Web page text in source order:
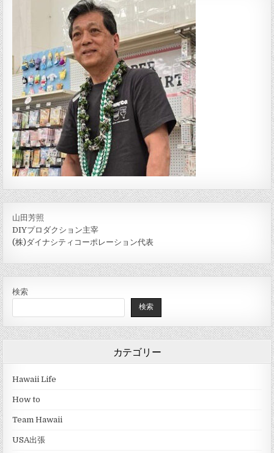
山田芳照
DIYプロダクション主宰
(株)ダイナシティコーポレーション代表
検索
検索
カテゴリー
Hawaii Life
How to
Team Hawaii
USA出張